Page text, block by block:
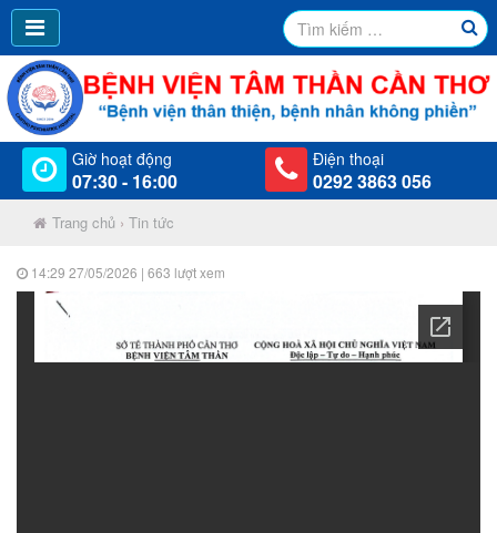
Giờ hoạt động
07:30 - 16:00
Điện thoại
0292 3863 056
Trang chủ › Tin tức
14:29 27/05/2026 | 663 lượt xem